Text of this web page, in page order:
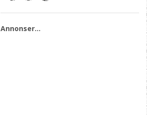
Annonser…